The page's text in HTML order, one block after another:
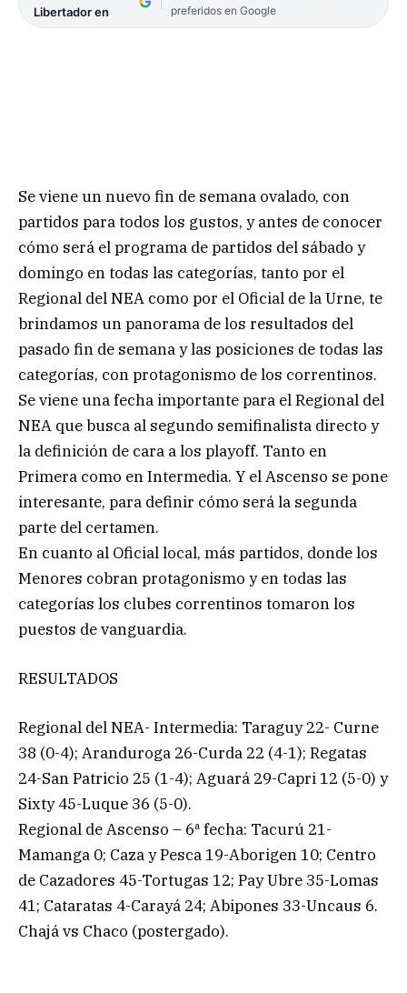
Libertador en
preferidos en Google
Se viene un nuevo fin de semana ovalado, con
partidos para todos los gustos, y antes de conocer
cómo será el programa de partidos del sábado y
domingo en todas las categorías, tanto por el
Regional del NEA como por el Oficial de la Urne, te
brindamos un panorama de los resultados del
pasado fin de semana y las posiciones de todas las
categorías, con protagonismo de los correntinos.
Se viene una fecha importante para el Regional del
NEA que busca al segundo semifinalista directo y
la definición de cara a los playoff. Tanto en
Primera como en Intermedia. Y el Ascenso se pone
interesante, para definir cómo será la segunda
parte del certamen.
En cuanto al Oficial local, más partidos, donde los
Menores cobran protagonismo y en todas las
categorías los clubes correntinos tomaron los
puestos de vanguardia.
RESULTADOS
Regional del NEA- Intermedia: Taraguy 22- Curne
38 (0-4); Aranduroga 26-Curda 22 (4-1); Regatas
24-San Patricio 25 (1-4); Aguará 29-Capri 12 (5-0) y
Sixty 45-Luque 36 (5-0).
Regional de Ascenso – 6ª fecha: Tacurú 21-
Mamanga 0; Caza y Pesca 19-Aborigen 10; Centro
de Cazadores 45-Tortugas 12; Pay Ubre 35-Lomas
41; Cataratas 4-Carayá 24; Abipones 33-Uncaus 6.
Chajá vs Chaco (postergado).